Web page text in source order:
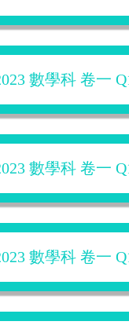
數學科 卷一
數學科 卷一
數學科 卷一